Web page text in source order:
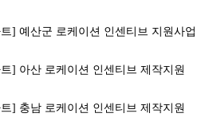
] 예산군 로케이션 인센티브 지원사업
] 아산 로케이션 인센티브 제작지원
] 충남 로케이션 인센티브 제작지원